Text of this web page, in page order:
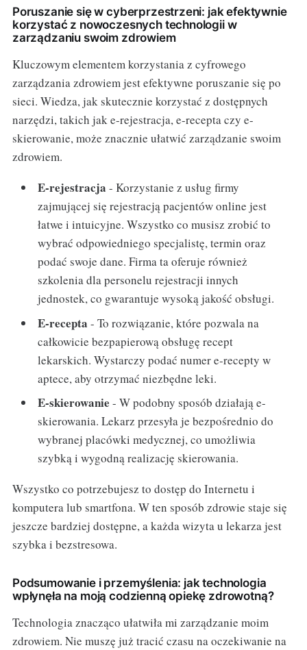
Poruszanie się w cyberprzestrzeni: jak efektywnie
korzystać z nowoczesnych technologii w
zarządzaniu swoim zdrowiem
Kluczowym elementem korzystania z cyfrowego
zarządzania zdrowiem jest efektywne poruszanie się po
sieci. Wiedza, jak skutecznie korzystać z dostępnych
narzędzi, takich jak e-rejestracja, e-recepta czy e-
skierowanie, może znacznie ułatwić zarządzanie swoim
zdrowiem.
E-rejestracja - Korzystanie z usług firmy
zajmującej się rejestracją pacjentów online jest
łatwe i intuicyjne. Wszystko co musisz zrobić to
wybrać odpowiedniego specjalistę, termin oraz
podać swoje dane. Firma ta oferuje również
szkolenia dla personelu rejestracji innych
jednostek, co gwarantuje wysoką jakość obsługi.
E-recepta - To rozwiązanie, które pozwala na
całkowicie bezpapierową obsługę recept
lekarskich. Wystarczy podać numer e-recepty w
aptece, aby otrzymać niezbędne leki.
E-skierowanie - W podobny sposób działają e-
skierowania. Lekarz przesyła je bezpośrednio do
wybranej placówki medycznej, co umożliwia
szybką i wygodną realizację skierowania.
Wszystko co potrzebujesz to dostęp do Internetu i
komputera lub smartfona. W ten sposób zdrowie staje się
jeszcze bardziej dostępne, a każda wizyta u lekarza jest
szybka i bezstresowa.
Podsumowanie i przemyślenia: jak technologia
wpłynęła na moją codzienną opiekę zdrowotną?
Technologia znacząco ułatwiła mi zarządzanie moim
zdrowiem. Nie muszę już tracić czasu na oczekiwanie na